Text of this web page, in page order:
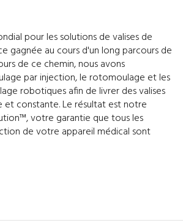
pour les solutions de valises de
gagnée au cours d'un long parcours de
de ce chemin, nous avons
par injection, le rotomoulage et les
robotiques afin de livrer des valises
et constante. Le résultat est notre
votre garantie que tous les
de votre appareil médical sont